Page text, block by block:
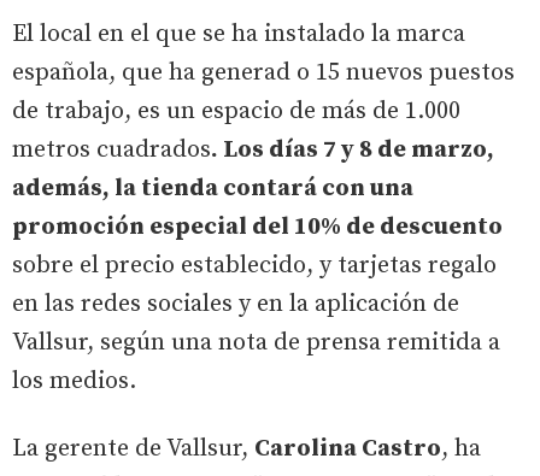
El local en el que se ha instalado la marca
española, que ha generad o 15 nuevos puestos
de trabajo, es un espacio de más de 1.000
metros cuadrados. Los días 7 y 8 de marzo,
además, la tienda contará con una
promoción especial del 10% de descuento
sobre el precio establecido, y tarjetas regalo
en las redes sociales y en la aplicación de
Vallsur, según una nota de prensa remitida a
los medios.
La gerente de Vallsur, Carolina Castro, ha